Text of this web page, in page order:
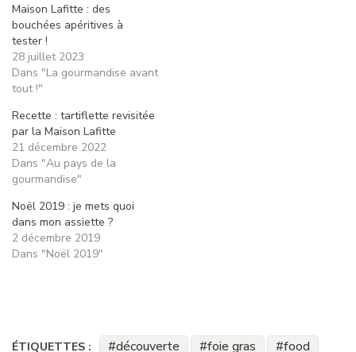
Maison Lafitte : des
bouchées apéritives à
tester !
28 juillet 2023
Dans "La gourmandise avant
tout !"
Recette : tartiflette revisitée
par la Maison Lafitte
21 décembre 2022
Dans "Au pays de la
gourmandise"
Noël 2019 : je mets quoi
dans mon assiette ?
2 décembre 2019
Dans "Noël 2019"
ÉTIQUETTES : découverte foie gras
food